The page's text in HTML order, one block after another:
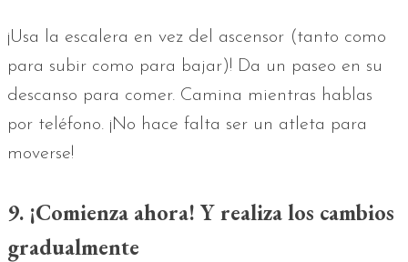
¡Usa la escalera en vez del ascensor (tanto como
para subir como para bajar)! Da un paseo en su
descanso para comer. Camina mientras hablas
por teléfono. ¡No hace falta ser un atleta para
moverse!
9. ¡Comienza ahora! Y realiza los cambios
gradualmente